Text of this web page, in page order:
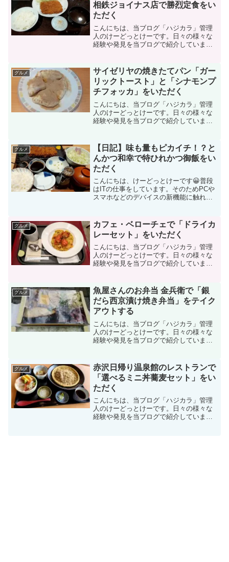
相鉄ジョイナス店で勝烈定食をい
ただく
こんにちは、当ブログ「ハジカラ」管理
人のけーどっとけーです。日々の様々な
経験や発見を当ブログで紹介していま
す。美味しいものを食べるのも好きなの
で、気になるお店に行ったり...
グルメ
サイゼリヤの焼きたてパン「ガー
リックトースト」と「シナモンプ
チフォッカ」をいただく
こんにちは、当ブログ「ハジカラ」管理
人のけーどっとけーです。日々の様々な
経験や発見を当ブログで紹介していま
いものを食べるのも好きなので、気にな
るお店に行ったりテイクアウ...
グルメ
【日記】味も量もピカイチ！？と
んかつ和幸で特ひれかつ御飯をい
ただく
こんにちは、けーどっとけーです😀普段
はITの仕事をしています。そのためPCや
スマホなどのデバイスの新機能に触れる
す。今回は、久々にとんかつを食べに行
きたくなったのでとん...
グルメ
カフェ・ベローチェで「ドライカ
レーセット」をいただく
こんにちは、当ブログ「ハジカラ」管理
人のけーどっとけーです。日々の様々な
経験や発見を当ブログで紹介していま
いものを食べるのも好きなので、気にな
るお店に行ったりテイクアウ...
グルメ
魚屋さんのお弁当 金兵衛で「銀
だら西京漬け焼き弁当」をテイク
アウトする
こんにちは、当ブログ「ハジカラ」管理
人のけーどっとけーです。日々の様々な
経験や発見を当ブログで紹介していま
いものを食べるのも好きなので、気にな
るお店に行ったりテイクアウ...
グルメ
赤沢日帰り温泉館のレストランで
「選べるミニ丼蕎麦セット」をい
ただく
こんにちは、当ブログ「ハジカラ」管理
人のけーどっとけーです。日々の様々な
経験や発見を当ブログで紹介していま